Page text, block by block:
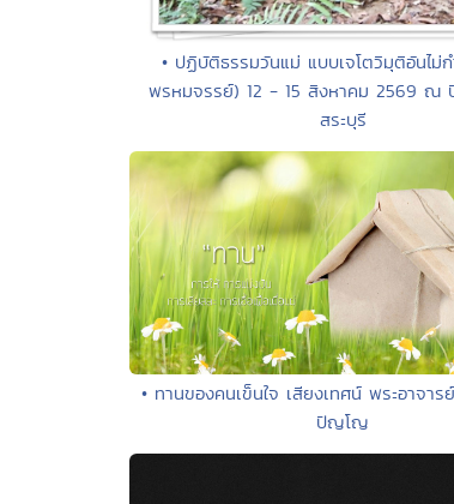
• ปฏิบัติธรรมวันแม่ แบบเจโตวิมุติอันไม่
พรหมจรรย์) 12 - 15 สิงหาคม 2569 ณ
สระบุรี
• ทานของคนเข็นใจ เสียงเทศน์ พระอาจา
ปัญโญ